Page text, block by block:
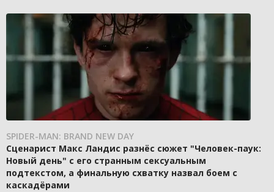
SPIDER-MAN: BRAND NEW DAY
Сценарист Макс Ландис разнёс сюжет "Человек-паук:
Новый день" с его странным сексуальным
подтекстом, а финальную схватку назвал боем с
каскадёрами